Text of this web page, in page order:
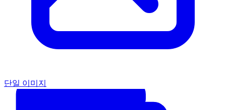
단일 이미지